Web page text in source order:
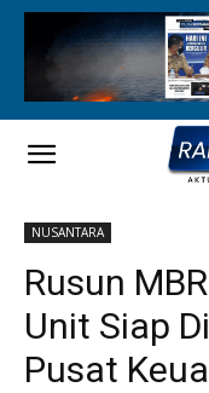
NUSANTARA
Rusun
Unit Siap
Pusat